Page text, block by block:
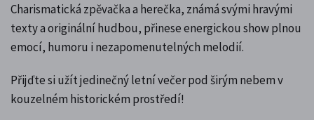
Charismatická zpěvačka a herečka, známá svými hravými
texty a originální hudbou, přinese energickou show plnou
emocí, humoru i nezapomenutelných melodií.
Přijďte si užít jedinečný letní večer pod širým nebem v
kouzelném historickém prostředí!